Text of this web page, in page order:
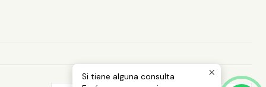
Si tiene alguna consulta